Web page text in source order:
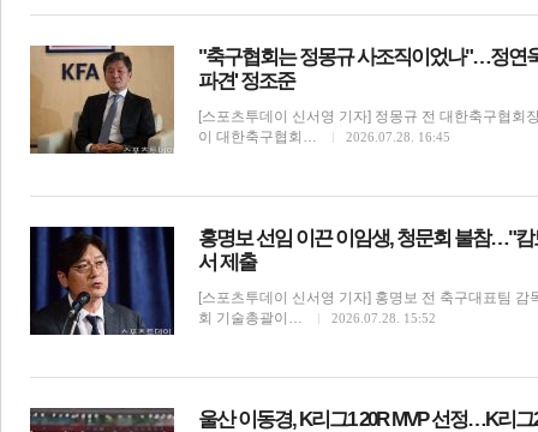
"축구협회는 정몽규 사조직이었나"…정연
파견' 정조준
[스포츠투데이 신서영 기자] 정몽규 전 대한축구협회
이 대한축구협회…
2026.07.28. 16:45
홍명보 선임 이끈 이임생, 청문회 불참…"
서 제출
[스포츠투데이 신서영 기자] 홍명보 전 축구대표팀
회 기술총괄이…
2026.07.28. 15:52
울산 이동경, K리그1 20R MVP 선정…K리